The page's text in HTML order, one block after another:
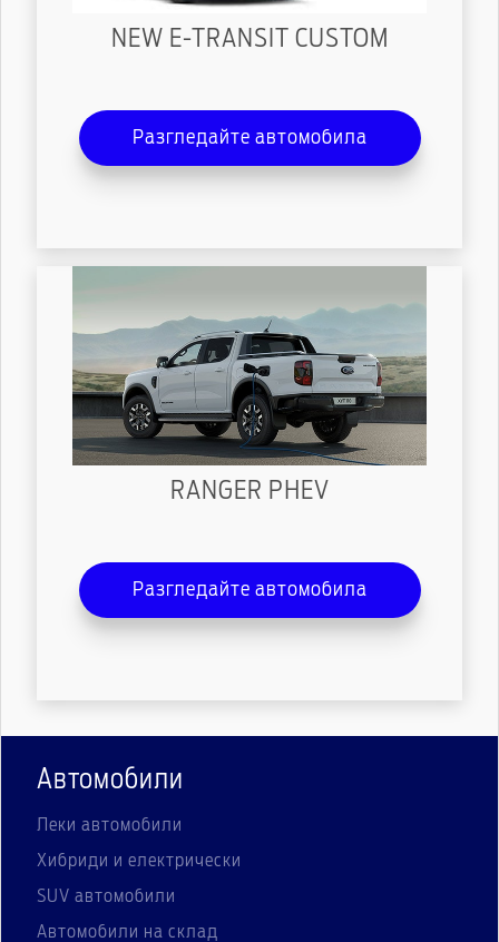
NEW E-TRANSIT CUSTOM
Разгледайте автомобила
RANGER PHEV
Разгледайте автомобила
Автомобили
Леки автомобили
Хибриди и електрически
SUV автомобили
Автомобили на склад